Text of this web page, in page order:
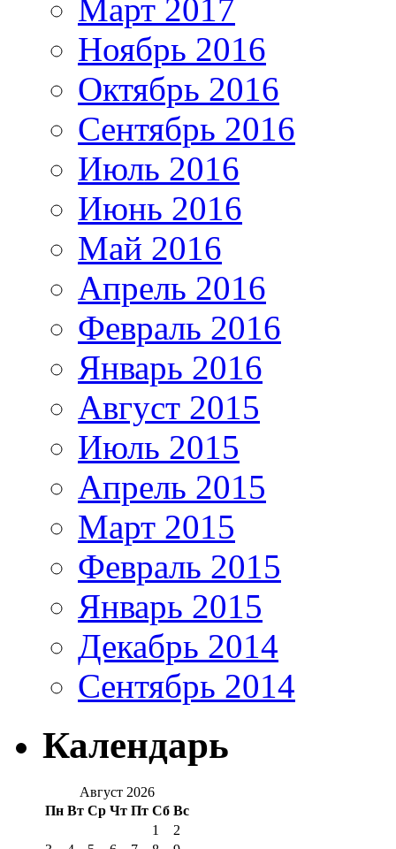
Март 2017
Ноябрь 2016
Октябрь 2016
Сентябрь 2016
Июль 2016
Июнь 2016
Май 2016
Апрель 2016
Февраль 2016
Январь 2016
Август 2015
Июль 2015
Апрель 2015
Март 2015
Февраль 2015
Январь 2015
Декабрь 2014
Сентябрь 2014
Календарь
Август 2026
Пн Вт Ср Чт Пт Сб Вс
1
2